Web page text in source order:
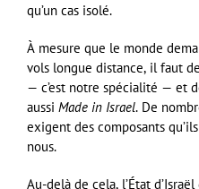
qu’un cas isolé.
À mesure que le monde
vols longue distance, il faut
— c’est notre spécialité — et
aussi Made in Israel. De
exigent des composants
nous.
Au-delà de cela, l’État